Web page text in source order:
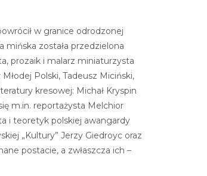
w granice odrodzonej
mińska została przedzielona
prozaik i malarz miniaturzysta
Polski, Tadeusz Miciński,
kresowej: Michał Kryspin
m.in. reportażysta Melchior
i teoretyk polskiej awangardy
„Kultury” Jerzy Giedroyc oraz
postacie, a zwłaszcza ich –